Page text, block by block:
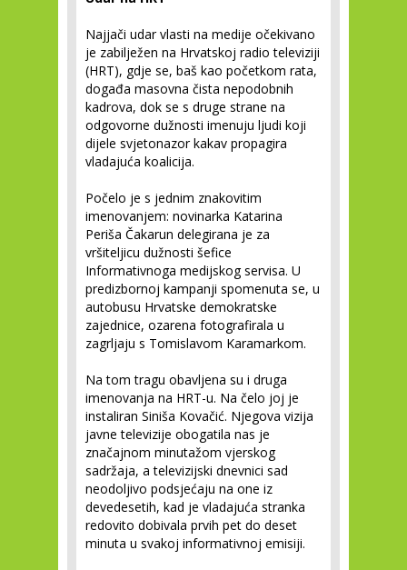
Najjači udar vlasti na medije očekivano
je zabilježen na Hrvatskoj radio televiziji
(HRT), gdje se, baš kao početkom rata,
događa masovna čista nepodobnih
kadrova, dok se s druge strane na
odgovorne dužnosti imenuju ljudi koji
dijele svjetonazor kakav propagira
vladajuća koalicija.
Počelo je s jednim znakovitim
imenovanjem: novinarka Katarina
Periša Čakarun delegirana je za
vršiteljicu dužnosti šefice
Informativnoga medijskog servisa. U
predizbornoj kampanji spomenuta se, u
autobusu Hrvatske demokratske
zajednice, ozarena fotografirala u
zagrljaju s Tomislavom Karamarkom.
Na tom tragu obavljena su i druga
imenovanja na HRT-u. Na čelo joj je
instaliran Siniša Kovačić. Njegova vizija
javne televizije obogatila nas je
značajnom minutažom vjerskog
sadržaja, a televizijski dnevnici sad
neodoljivo podsjećaju na one iz
devedesetih, kad je vladajuća stranka
redovito dobivala prvih pet do deset
minuta u svakoj informativnoj emisiji.